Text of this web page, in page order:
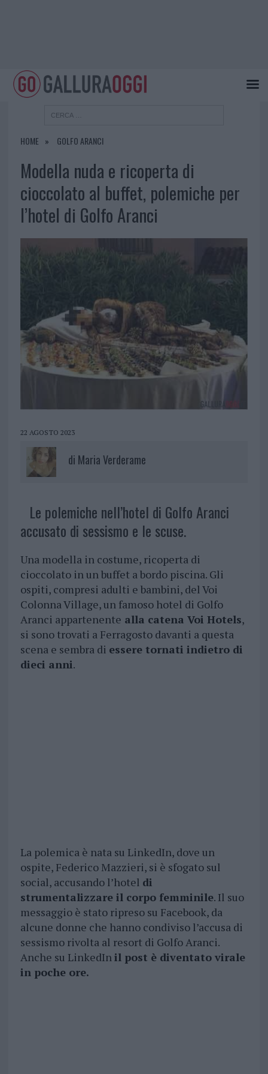
HOME GOLFO ARANCI
Modella nuda e ricoperta di
cioccolato al buffet, polemiche per
l’hotel di Golfo Aranci
22 AGOSTO 2023
di Maria Verderame
Le polemiche nell’hotel di Golfo Aranci
accusato di sessismo e le scuse.
Una modella in costume, ricoperta di
cioccolato in un buffet a bordo piscina. Gli
ospiti, compresi adulti e bambini, del Voi
Colonna Village, un famoso hotel di Golfo
Aranci appartenente alla catena Voi Hotels,
si sono trovati a Ferragosto davanti a questa
scena e sembra di essere tornati indietro di
dieci anni.
La polemica è nata su LinkedIn, dove un
ospite, Federico Mazzieri, si è sfogato sul
social, accusando l’hotel di
strumentalizzare il corpo femminile. Il suo
messaggio è stato ripreso su Facebook, da
alcune donne che hanno condiviso l’accusa di
sessismo rivolta al resort di Golfo Aranci.
Anche su LinkedInil post è diventato virale
in poche ore.